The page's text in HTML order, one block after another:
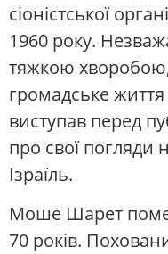
сіоністської
1960 року.
тяжкою
громадське життя
виступав перед
про свої погляди
Ізраїль.
Моше Шарет
70 років.